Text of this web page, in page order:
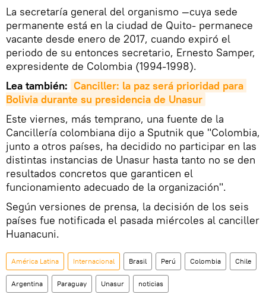
La secretaría general del organismo —cuya sede
permanente está en la ciudad de Quito- permanece
vacante desde enero de 2017, cuando expiró el
periodo de su entonces secretario, Ernesto Samper,
expresidente de Colombia (1994-1998).
Lea también: Canciller: la paz será prioridad para
Bolivia durante su presidencia de Unasur
Este viernes, más temprano, una fuente de la
Cancillería colombiana dijo a Sputnik que "Colombia,
junto a otros países, ha decidido no participar en las
distintas instancias de Unasur hasta tanto no se den
resultados concretos que garanticen el
funcionamiento adecuado de la organización".
Según versiones de prensa, la decisión de los seis
países fue notificada el pasada miércoles al canciller
Huanacuni.
América Latina Internacional Brasil Perú Colombia Chile
Argentina Paraguay Unasur noticias